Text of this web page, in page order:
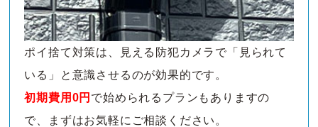
ポイ捨て対策は、見える防犯カメラで「見られて
いる」と意識させるのが効果的です。
初期費用0円 で始められるプランもありますの
で、まずはお気軽にご相談ください。